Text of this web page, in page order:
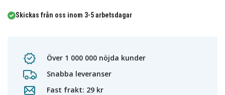
Skickas från oss inom 3-5 arbetsdagar
Över 1 000 000 nöjda kunder
Snabba leveranser
Fast frakt: 29 kr